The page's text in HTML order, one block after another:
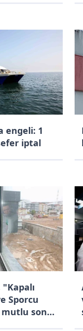
engeli: 1
iptal
Sporcu
mutlu sona